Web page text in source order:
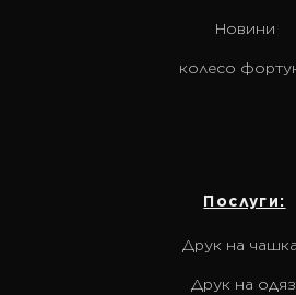
Новини
колесо
Послуги:
Друк на
Друк на